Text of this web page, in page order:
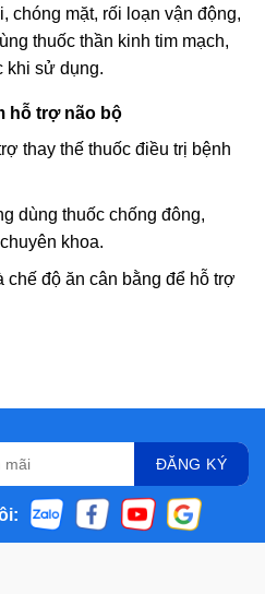
chóng mặt, rối loạn vận động,
thuốc thần kinh tim mạch,
khi sử dụng.
hỗ trợ não bộ
thay thế thuốc điều trị bệnh
dùng thuốc chống đông,
khoa.
chế độ ăn cân bằng để hỗ trợ